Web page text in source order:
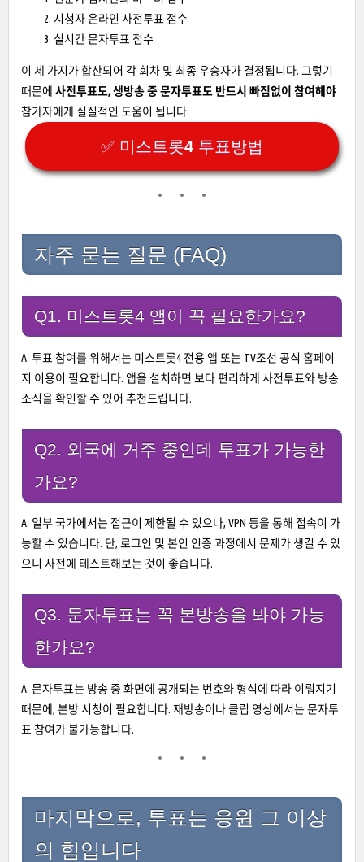
시청자 온라인 사전투표 점수
실시간 문자투표 점수
이 세 가지가 합산되어 각 회차 및 최종 우승자가 결정됩니다. 그렇기
때문에 사전투표도, 생방송 중 문자투표도 반드시 빠짐없이 참여해야
참가자에게 실질적인 도움이 됩니다.
✅ 미스트롯4 투표방법
자주 묻는 질문 (FAQ)
Q1. 미스트롯4 앱이 꼭 필요한가요?
A. 투표 참여를 위해서는 미스트롯4 전용 앱 또는 TV조선 공식 홈페이
지 이용이 필요합니다. 앱을 설치하면 보다 편리하게 사전투표와 방송
소식을 확인할 수 있어 추천드립니다.
Q2. 외국에 거주 중인데 투표가 가능한
가요?
A. 일부 국가에서는 접근이 제한될 수 있으나, VPN 등을 통해 접속이 가
능할 수 있습니다. 단, 로그인 및 본인 인증 과정에서 문제가 생길 수 있
으니 사전에 테스트해보는 것이 좋습니다.
Q3. 문자투표는 꼭 본방송을 봐야 가능
한가요?
A. 문자투표는 방송 중 화면에 공개되는 번호와 형식에 따라 이뤄지기
때문에, 본방 시청이 필요합니다. 재방송이나 클립 영상에서는 문자투
표 참여가 불가능합니다.
마지막으로, 투표는 응원 그 이상
의 힘입니다